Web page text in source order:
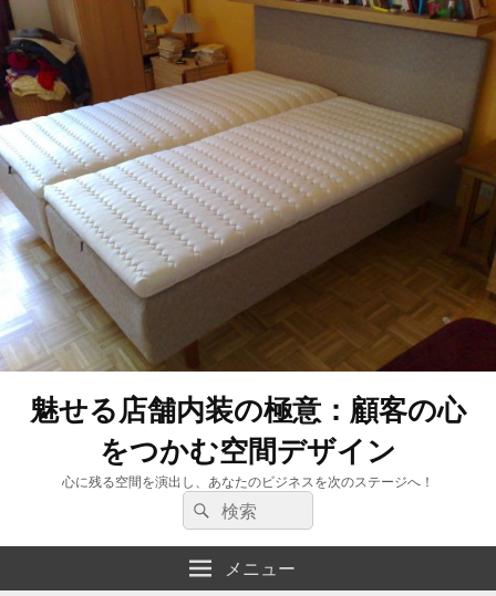
魅せる店舗内装の極意：顧客の心
をつかむ空間デザイン
心に残る空間を演出し、あなたのビジネスを次のステージへ！
検
索:
検
索
メニュー